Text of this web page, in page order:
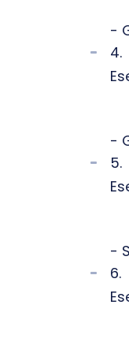
-
4.
-
5.
-
6.